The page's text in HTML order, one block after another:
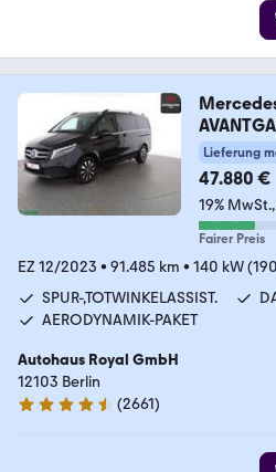
Lieferung
47.880 €
19% MwSt.
Fairer Preis
EZ 12/2023 • 91.485 km • 140 kW
SPUR-,TOTWINKELASSIST.
AERODYNAMIK-PAKET
Autohaus Royal GmbH
12103 Berlin
4.6 Sterne
(2661)